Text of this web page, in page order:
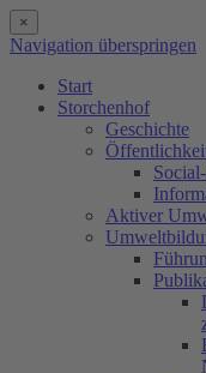
×
Navigation überspringen
Start
Storchenhof
Geschichte
Aktiver